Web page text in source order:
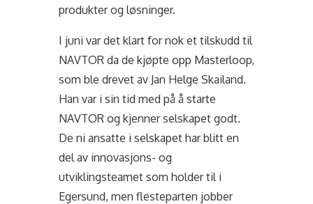
produkter og løsninger.
I juni var det klart for nok et tilskudd til
NAVTOR da de kjøpte opp Masterloop,
som ble drevet av Jan Helge Skailand.
Han var i sin tid med på å starte
NAVTOR og kjenner selskapet godt.
De ni ansatte i selskapet har blitt en
del av innovasjons- og
utviklingsteamet som holder til i
Egersund, men flesteparten jobber